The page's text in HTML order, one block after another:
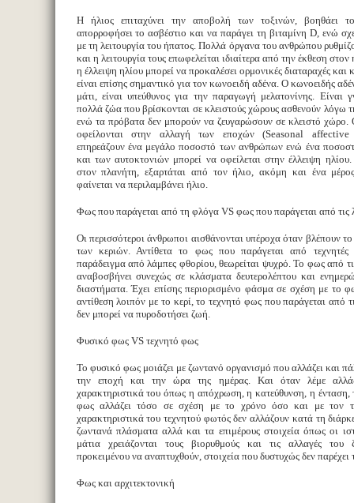
Η ήλιος επιταχύνει την αποβολή των τοξινών, βοηθάει
απορροφήσει το ασβέστιο και να παράγει τη βιταμίνη D, ενώ
με τη λειτουργία του ήπατος. Πολλά όργανα του ανθρώπου
και η λειτουργία τους επωφελείται ιδιαίτερα από την έκθεση στον
η έλλειψη ηλίου μπορεί να προκαλέσει ορμονικές διαταραχές
είναι επίσης σημαντικό για τον κωνοειδή αδένα. Ο κωνοειδής
μάτι, είναι υπεύθυνος για την παραγωγή μελατονίνης. Είναι
πολλά ζώα που βρίσκονται σε κλειστούς χώρους ασθενούν λόγω
ενώ τα πρόβατα δεν μπορούν να ζευγαρώσουν σε κλειστό χώρο.
οφείλονται στην αλλαγή των εποχών (Seasonal
επηρεάζουν ένα μεγάλο ποσοστό των ανθρώπων ενώ ένα
και των αυτοκτονιών μπορεί να οφείλεται στην έλλειψη
στον πλανήτη, εξαρτάται από τον ήλιο, ακόμη και ένα
φαίνεται να περιλαμβάνει ήλιο.
Φως που παράγεται από τη φλόγα VS φως που παράγεται από τις
Οι περισσότεροι άνθρωποι αισθάνονται υπέροχα όταν βλέπουν
των κεριών. Αντίθετα το φως που παράγεται από
παράδειγμα από λάμπες φθορίου, θεωρείται ψυχρό. Το φως από
αναβοσβήνει συνεχώς σε κλάσματα δευτερολέπτου και
διαστήματα. Έχει επίσης περιορισμένο φάσμα σε σχέση με το
αντίθεση λοιπόν με το κερί, το τεχνητό φως που παράγεται από
δεν μπορεί να πυροδοτήσει ζωή.
Φυσικό φως VS τεχνητό φως
Το φυσικό φως μοιάζει με ζωντανό οργανισμό που αλλάζει και
την εποχή και την ώρα της ημέρας. Και όταν λέμε
χαρακτηριστικά του όπως η απόχρωση, η κατεύθυνση, η
φως αλλάζει τόσο σε σχέση με το χρόνο όσο και με τον
χαρακτηριστικά του τεχνητού φωτός δεν αλλάζουν κατά τη
ζωντανά πλάσματα αλλά και τα επιμέρους στοιχεία όπως οι
μάτια χρειάζονται τους βιορυθμούς και τις αλλαγές του
προκειμένου να αναπτυχθούν, στοιχεία που δυστυχώς δεν παρέχει
Φως και αρχιτεκτονική